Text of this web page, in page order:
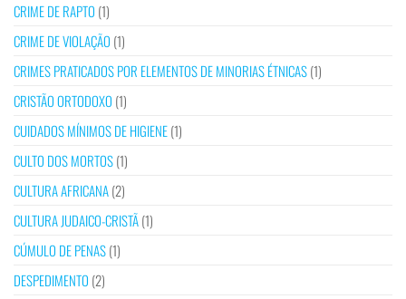
CRIME DE RAPTO (1)
CRIME DE VIOLAÇÃO (1)
CRIMES PRATICADOS POR ELEMENTOS DE MINORIAS ÉTNICAS(1)
CRISTÃO ORTODOXO (1)
CUIDADOS MÍNIMOS DE HIGIENE(1)
CULTO DOS MORTOS(1)
CULTURA AFRICANA(2)
CULTURA JUDAICO-CRISTÃ(1)
CÚMULO DE PENAS(1)
DESPEDIMENTO (2)